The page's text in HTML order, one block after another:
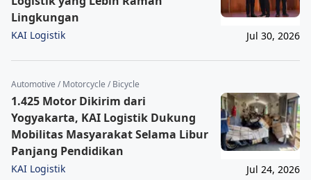
Lingkungan
KAI Logistik Jul 30, 2026
Automotive / Motorcycle / Bicycle
1.425 Motor Dikirim dari
Yogyakarta, KAI Logistik Dukung
Mobilitas Masyarakat Selama Libur
Panjang Pendidikan
KAI Logistik Jul 24, 2026